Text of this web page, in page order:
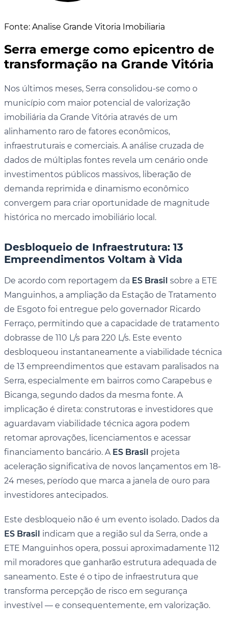
Fonte: Analise Grande Vitoria Imobiliaria
Serra emerge como epicentro de
transformação na Grande Vitória
Nos últimos meses, Serra consolidou-se como o
município com maior potencial de valorização
imobiliária da Grande Vitória através de um
alinhamento raro de fatores econômicos,
infraestruturais e comerciais. A análise cruzada de
dados de múltiplas fontes revela um cenário onde
investimentos públicos massivos, liberação de
demanda reprimida e dinamismo econômico
convergem para criar oportunidade de magnitude
histórica no mercado imobiliário local.
Desbloqueio de Infraestrutura: 13
Empreendimentos Voltam à Vida
De acordo com reportagem da ES Brasil sobre a ETE
Manguinhos, a ampliação da Estação de Tratamento
de Esgoto foi entregue pelo governador Ricardo
Ferraço, permitindo que a capacidade de tratamento
dobrasse de 110 L/s para 220 L/s. Este evento
desbloqueou instantaneamente a viabilidade técnica
de 13 empreendimentos que estavam paralisados na
Serra, especialmente em bairros como Carapebus e
Bicanga, segundo dados da mesma fonte. A
implicação é direta: construtoras e investidores que
aguardavam viabilidade técnica agora podem
retomar aprovações, licenciamentos e acessar
financiamento bancário. A ES Brasil projeta
aceleração significativa de novos lançamentos em 18-
24 meses, período que marca a janela de ouro para
investidores antecipados.
Este desbloqueio não é um evento isolado. Dados da
ES Brasil indicam que a região sul da Serra, onde a
ETE Manguinhos opera, possui aproximadamente 112
mil moradores que ganharão estrutura adequada de
saneamento. Este é o tipo de infraestrutura que
transforma percepção de risco em segurança
investível — e consequentemente, em valorização.